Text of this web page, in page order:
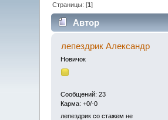
Страницы: [1]
Автор
лепездрик Александр
Новичок
Сообщений: 23
Карма: +0/-0
лепездрик со стажем не